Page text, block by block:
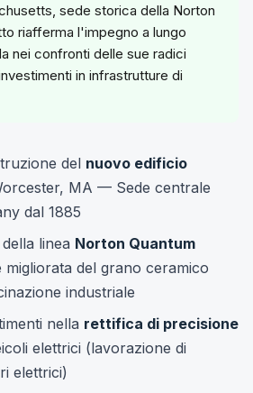
sede storica della Norton
riafferma l'impegno a lungo
nei confronti delle sue radici
in infrastrutture di
del nuovo edificio
MA — Sede centrale
dal 1885
linea Norton Quantum
migliorata del grano ceramico
industriale
nella rettifica di precisione
elettrici (lavorazione di
elettrici)